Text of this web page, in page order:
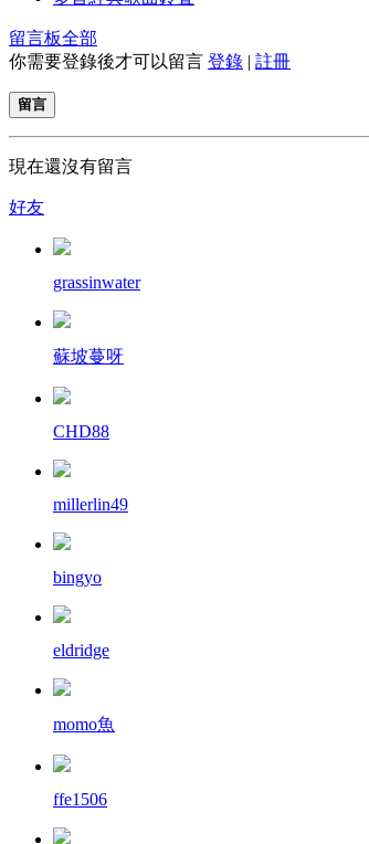
留言板全部
你需要登錄後才可以留言 登錄 | 註冊
留言
現在還沒有留言
好友
grassinwater
蘇坡蔓呀
CHD88
millerlin49
bingyo
eldridge
momo魚
ffe1506